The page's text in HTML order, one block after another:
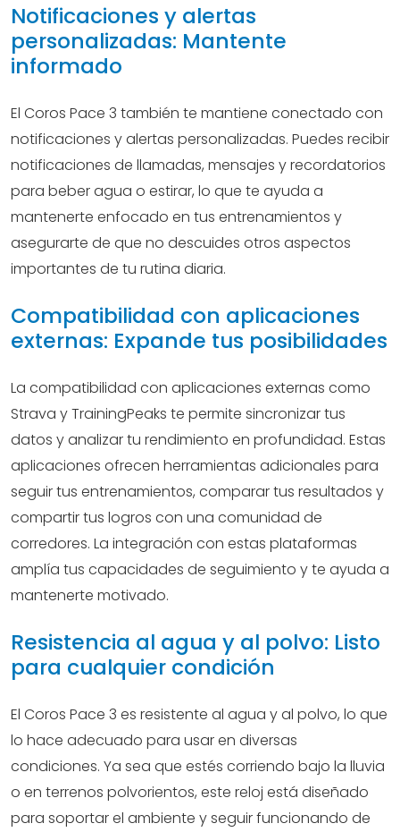
Notificaciones y alertas
personalizadas: Mantente
informado
El Coros Pace 3 también te mantiene conectado con
notificaciones y alertas personalizadas. Puedes recibir
notificaciones de llamadas, mensajes y recordatorios
para beber agua o estirar, lo que te ayuda a
mantenerte enfocado en tus entrenamientos y
asegurarte de que no descuides otros aspectos
importantes de tu rutina diaria.
Compatibilidad con aplicaciones
externas: Expande tus posibilidades
La compatibilidad con aplicaciones externas como
Strava y TrainingPeaks te permite sincronizar tus
datos y analizar tu rendimiento en profundidad. Estas
aplicaciones ofrecen herramientas adicionales para
seguir tus entrenamientos, comparar tus resultados y
compartir tus logros con una comunidad de
corredores. La integración con estas plataformas
amplía tus capacidades de seguimiento y te ayuda a
mantenerte motivado.
Resistencia al agua y al polvo: Listo
para cualquier condición
El Coros Pace 3 es resistente al agua y al polvo, lo que
lo hace adecuado para usar en diversas
condiciones. Ya sea que estés corriendo bajo la lluvia
o en terrenos polvorientos, este reloj está diseñado
para soportar el ambiente y seguir funcionando de